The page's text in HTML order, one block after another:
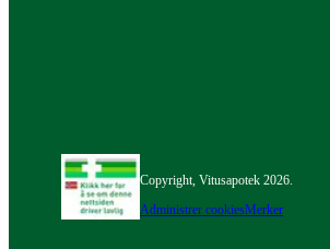
Copyright, Vitusapotek 2026.
Administrer cookiesMerker